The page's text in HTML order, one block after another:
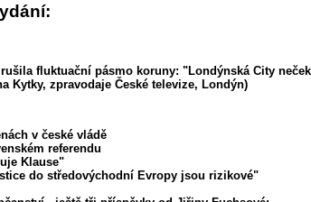
fluktuační pásmo koruny: "Londýnská City
Kytky, zpravodaje České televize, Londýn)
v české vládě
referendu
Klause"
do středovýchodní Evropy jsou rizikové"